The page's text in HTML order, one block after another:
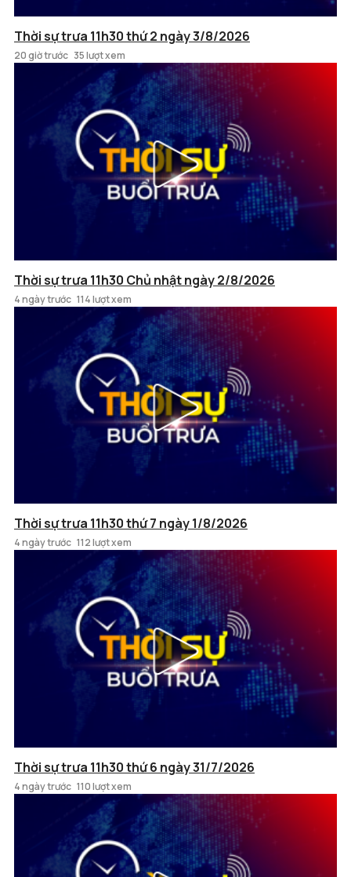
Thời sự trưa 11h30 thứ 2 ngày 3/8/2026
20 giờ trước 35 lượt xem
Thời sự trưa 11h30 Chủ nhật ngày 2/8/2026
4 ngày trước 114 lượt xem
Thời sự trưa 11h30 thứ 7 ngày 1/8/2026
4 ngày trước 112 lượt xem
Thời sự trưa 11h30 thứ 6 ngày 31/7/2026
4 ngày trước 110 lượt xem